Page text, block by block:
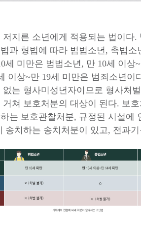
저지른 소년에게 적용되는 법이다.
과 형법에 따라 범법소년, 촉법소
세 미만은 범법소년, 만 10세 이상
이상~만 19세 미만은 범죄소년이
없는 형사미성년자이므로 형사처
거쳐 보호처분의 대상이 된다. 보
는 보호관찰처분, 규정된 시설에
송치하는 송치처분이 있고, 전과